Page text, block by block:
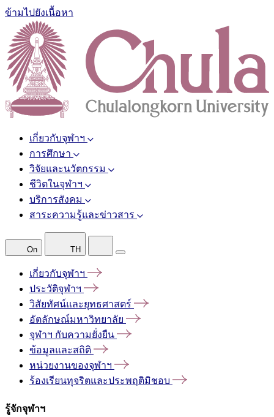
ข้ามไปยังเนื้อหา
เกี่ยวกับจุฬาฯ
การศึกษา
วิจัยและนวัตกรรม
ชีวิตในจุฬาฯ
บริการสังคม
สาระความรู้และข่าวสาร
On TH
เกี่ยวกับจุฬาฯ
ประวัติจุฬาฯ
วิสัยทัศน์และยุทธศาสตร์
อัตลักษณ์มหาวิทยาลัย
จุฬาฯ กับความยั่งยืน
ข้อมูลและสถิติ
หน่วยงานของจุฬาฯ
ร้องเรียนทุจริตและประพฤติมิชอบ
รู้จักจุฬาฯ